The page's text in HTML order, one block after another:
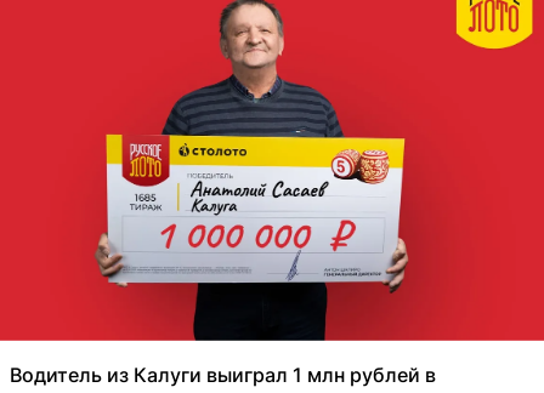
Водитель из Калуги выиграл 1 млн рублей в